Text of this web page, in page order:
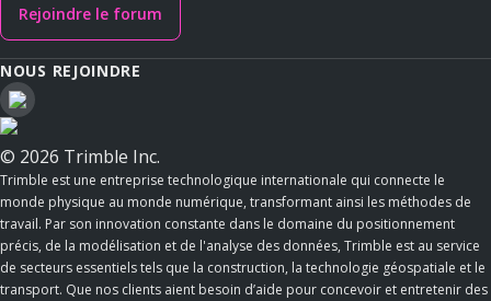
Rejoindre le forum
NOUS REJOINDRE
© 2026 Trimble Inc.
Trimble est une entreprise technologique internationale qui connecte le
monde physique au monde numérique, transformant ainsi les méthodes de
travail. Par son innovation constante dans le domaine du positionnement
précis, de la modélisation et de l'analyse des données, Trimble est au service
de secteurs essentiels tels que la construction, la technologie géospatiale et le
transport. Que nos clients aient besoin d’aide pour concevoir et entretenir des